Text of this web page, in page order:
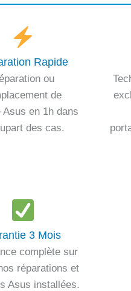
Rapide
ou
de
Asus en 1h dans
des cas.
3 Mois
complète sur
réparations et
Asus installées.